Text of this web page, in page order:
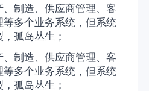
、制造、供应商管理、客
等多个业务系统，但系统
孤岛丛生；
、制造、供应商管理、客
等多个业务系统，但系统
孤岛丛生；